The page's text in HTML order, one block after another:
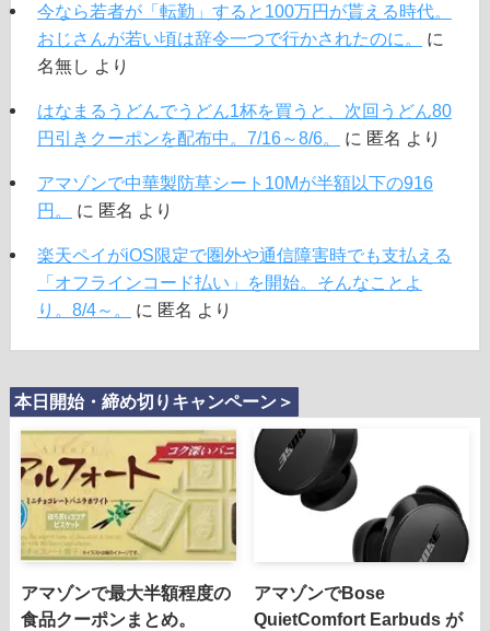
今なら若者が「転勤」すると100万円が貰える時代。
おじさんが若い頃は辞令一つで行かされたのに。
に
名無し より
はなまるうどんでうどん1杯を買うと、次回うどん80
円引きクーポンを配布中。7/16～8/6。
に 匿名 より
アマゾンで中華製防草シート10Mが半額以下の916
円。
に 匿名 より
楽天ペイがiOS限定で圏外や通信障害時でも支払える
「オフラインコード払い」を開始。そんなことよ
り。8/4～。
に 匿名 より
本日開始・締め切りキャンペーン＞
アマゾンで最大半額程度の
食品クーポンまとめ。
アマゾンでBose
QuietComfort Earbuds が